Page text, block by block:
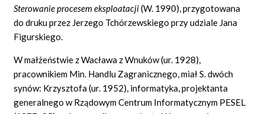
Sterowanie procesem eksploatacji(W. 1990), przygotowana
do druku przez Jerzego Tchórzewskiego przy udziale Jana
Figurskiego.
W małżeństwie z Wacława z Wnuków (ur. 1928),
pracownikiem Min. Handlu Zagranicznego, miał S. dwóch
synów: Krzysztofa (ur. 1952), informatyka, projektanta
generalnego w Rządowym Centrum Informatycznym PESEL